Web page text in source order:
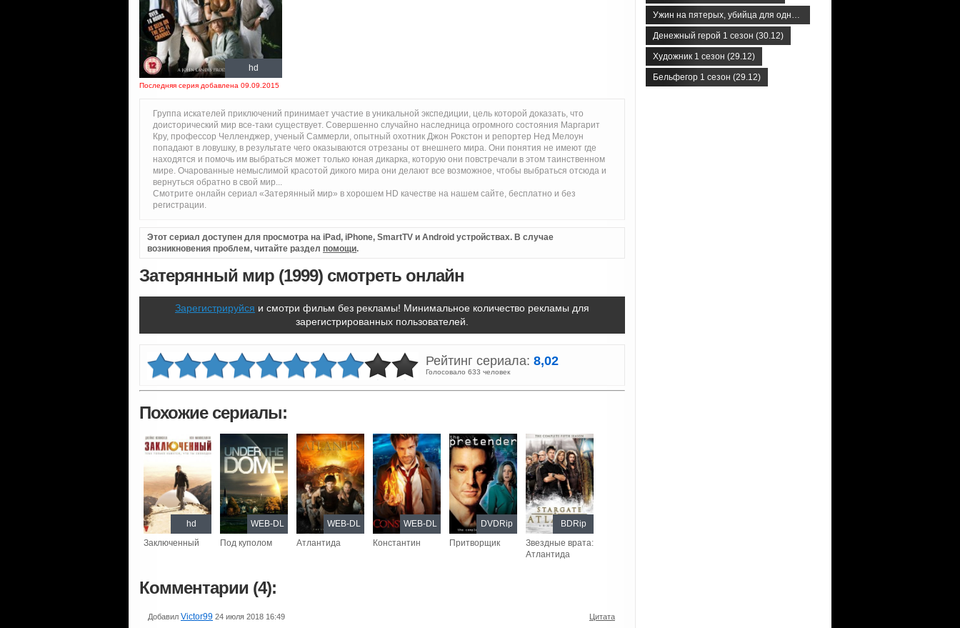
hd
Последняя серия добавлена 09.09.2015
Группа искателей приключений принимает участие в уникальной экспедиции, цель которой доказать, что
доисторический мир все-таки существует. Совершенно случайно наследница огромного состояния Маргарит
Кру, профессор Челленджер, ученый Саммерли, опытный охотник Джон Рокстон и репортер Нед Мелоун
попадают в ловушку, в результате чего оказываются отрезаны от внешнего мира. Они понятия не имеют где
находятся и помочь им выбраться может только юная дикарка, которую они повстречали в этом таинственном
мире. Очарованные немыслимой красотой дикого мира они делают все возможное, чтобы выбраться отсюда и
вернуться обратно в свой мир...
Смотрите онлайн сериал «Затерянный мир» в хорошем HD качестве на нашем сайте, бесплатно и без
регистрации.
Этот сериал доступен для просмотра на iPad, iPhone, SmartTV и Android устройствах. В случае
возникновения проблем, читайте раздел помощи.
Затерянный мир (1999) смотреть онлайн
Зарегистрируйся и смотри фильм без рекламы! Минимальное количество рекламы для
зарегистрированных пользователей.
Рейтинг сериала: 8,02
Голосовало 633 человек
Похожие сериалы:
Заключенный
hd
Под куполом
WEB-DL
Атлантида
WEB-DL
Константин
WEB-DL
Притворщик
DVDRip
Звездные врата:
Атлантида
BDRip
Комментарии (4):
Добавил Victor99 24 июля 2018 16:49 Цитата
Ужин на пятерых, убийца для одного 1 сезон (30.12)
Денежный герой 1 сезон (30.12)
Художник 1 сезон (29.12)
Бельфегор 1 сезон (29.12)